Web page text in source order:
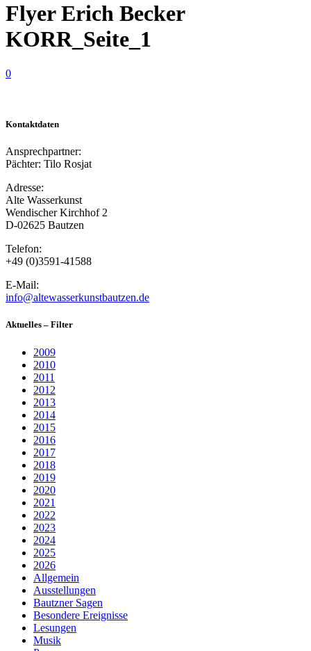
Flyer Erich Becker
KORR_Seite_1
0
Kontaktdaten
Ansprechpartner:
Pächter: Tilo Rosjat
Adresse:
Alte Wasserkunst
Wendischer Kirchhof 2
D-02625 Bautzen
Telefon:
+49 (0)3591-41588
E-Mail:
info@altewasserkunstbautzen.de
Aktuelles – Filter
2009
2010
2011
2012
2013
2014
2015
2016
2017
2018
2019
2020
2021
2022
2023
2024
2025
2026
Allgemein
Ausstellungen
Bautzner Sagen
Besondere Ereignisse
Lesungen
Musik